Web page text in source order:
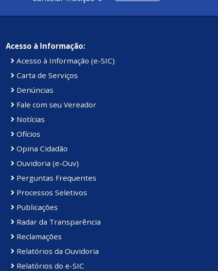
Acesso à Informação:
Acesso à Informação (e-SIC)
Carta de Serviços
Denúncias
Fale com seu Vereador
Notícias
Ofícios
Opina Cidadão
Ouvidoria (e-Ouv)
Perguntas Frequentes
Processos Seletivos
Publicações
Radar da Transparência
Reclamações
Relatórios da Ouvidoria
Relatórios do e-SIC